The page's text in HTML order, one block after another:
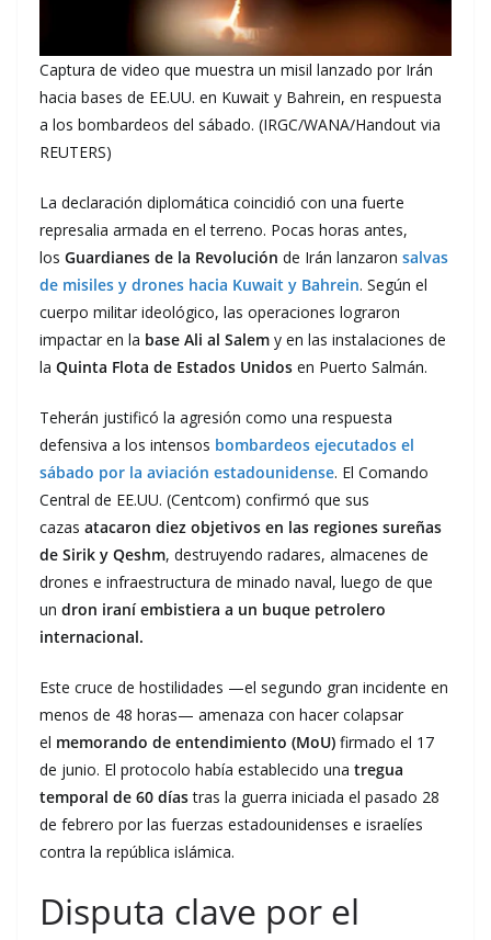
Captura de video que muestra un misil lanzado por Irán
hacia bases de EE.UU. en Kuwait y Bahrein, en respuesta
a los bombardeos del sábado. (IRGC/WANA/Handout via
REUTERS)
La declaración diplomática coincidió con una fuerte
represalia armada en el terreno. Pocas horas antes,
los Guardianes de la Revolución de Irán lanzaron salvas
de misiles y drones hacia Kuwait y Bahrein. Según el
cuerpo militar ideológico, las operaciones lograron
impactar en la base Ali al Salem y en las instalaciones de
la Quinta Flota de Estados Unidos en Puerto Salmán.
Teherán justificó la agresión como una respuesta
defensiva a los intensos bombardeos ejecutados el
sábado por la aviación estadounidense. El Comando
Central de EE.UU. (Centcom) confirmó que sus
cazas atacaron diez objetivos en las regiones sureñas
de Sirik y Qeshm, destruyendo radares, almacenes de
drones e infraestructura de minado naval, luego de que
un dron iraní embistiera a un buque petrolero
internacional.
Este cruce de hostilidades —el segundo gran incidente en
menos de 48 horas— amenaza con hacer colapsar
el memorando de entendimiento (MoU) firmado el 17
de junio. El protocolo había establecido una tregua
temporal de 60 díastras la guerra iniciada el pasado 28
de febrero por las fuerzas estadounidenses e israelíes
contra la república islámica.
Disputa clave por el